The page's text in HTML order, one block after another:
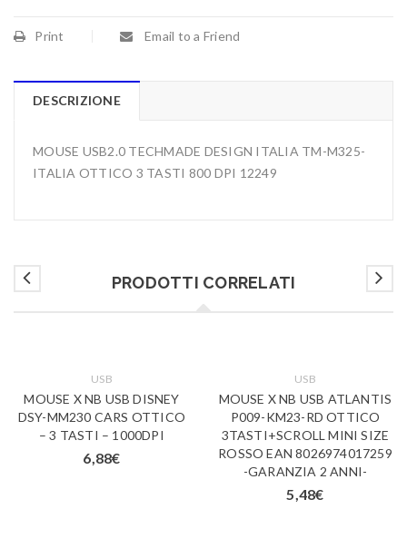
Print Email to a Friend
DESCRIZIONE
MOUSE USB2.0 TECHMADE DESIGN ITALIA TM-M325-
ITALIA OTTICO 3 TASTI 800 DPI 12249
PRODOTTI CORRELATI
USB
MOUSE X NB USB DISNEY
DSY-MM230 CARS OTTICO
– 3 TASTI – 1000DPI
6,88€
USB
MOUSE X NB USB ATLANTIS
P009-KM23-RD OTTICO
3TASTI+SCROLL MINI SIZE
ROSSO EAN 8026974017259
-GARANZIA 2 ANNI-
5,48€